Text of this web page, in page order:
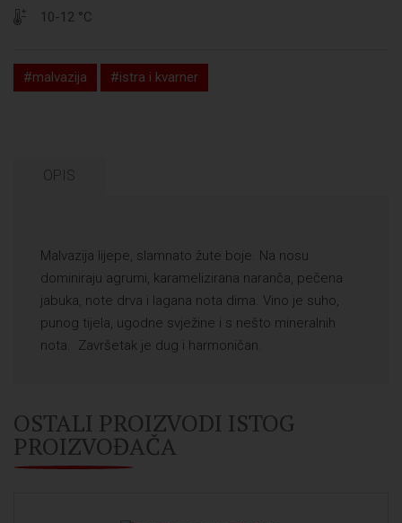
10-12 °C
#malvazija #istra i kvarner
OPIS
Malvazija lijepe, slamnato žute boje. Na nosu
dominiraju agrumi, karamelizirana naranča, pečena
jabuka, note drva i lagana nota dima. Vino je suho,
punog tijela, ugodne svježine i s nešto mineralnih
nota. Završetak je dug i harmoničan.
OSTALI PROIZVODI ISTOG
PROIZVOĐAČA